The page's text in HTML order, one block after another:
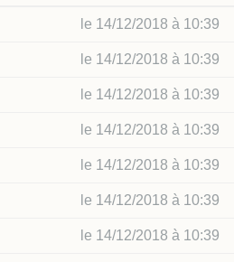
d'Urbanisme
sur la Publicité
le 14/12/2018 à 10:39
le 14/12/2018 à 10:39
le 14/12/2018 à 10:39
le 14/12/2018 à 10:39
le 14/12/2018 à 10:39
le 14/12/2018 à 10:39
le 14/12/2018 à 10:39